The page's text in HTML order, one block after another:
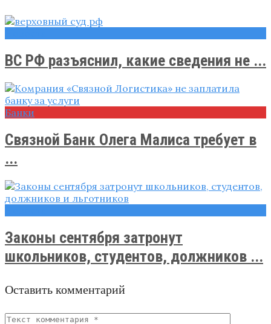
ВС РФ разъяснил, какие сведения не ...
Банки
Связной Банк Олега Малиса требует в
...
Законы сентября затронут
школьников, студентов, должников ...
Оставить комментарий